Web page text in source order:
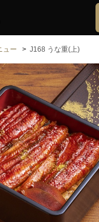
ュー J168 うな重(上)